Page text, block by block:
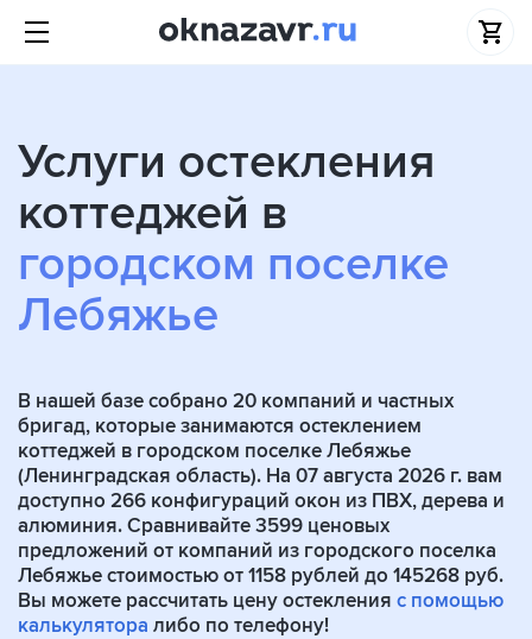
Услуги остекления
коттеджей в
городском поселке
Лебяжье
В нашей базе собрано 20 компаний и частных
бригад, которые занимаются остеклением
коттеджей в городском поселке Лебяжье
(Ленинградская область). На 07 августа 2026 г. вам
доступно 266 конфигураций окон из ПВХ, дерева и
алюминия. Сравнивайте 3599 ценовых
предложений от компаний из городского поселка
Лебяжье стоимостью от 1158 рублей до 145268 руб.
Вы можете рассчитать цену остекления с помощью
калькулятора либо по телефону!